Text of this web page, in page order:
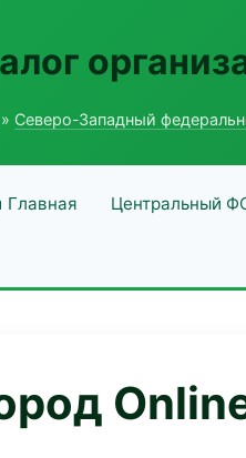
» Северо-Западный
Главная Центральный